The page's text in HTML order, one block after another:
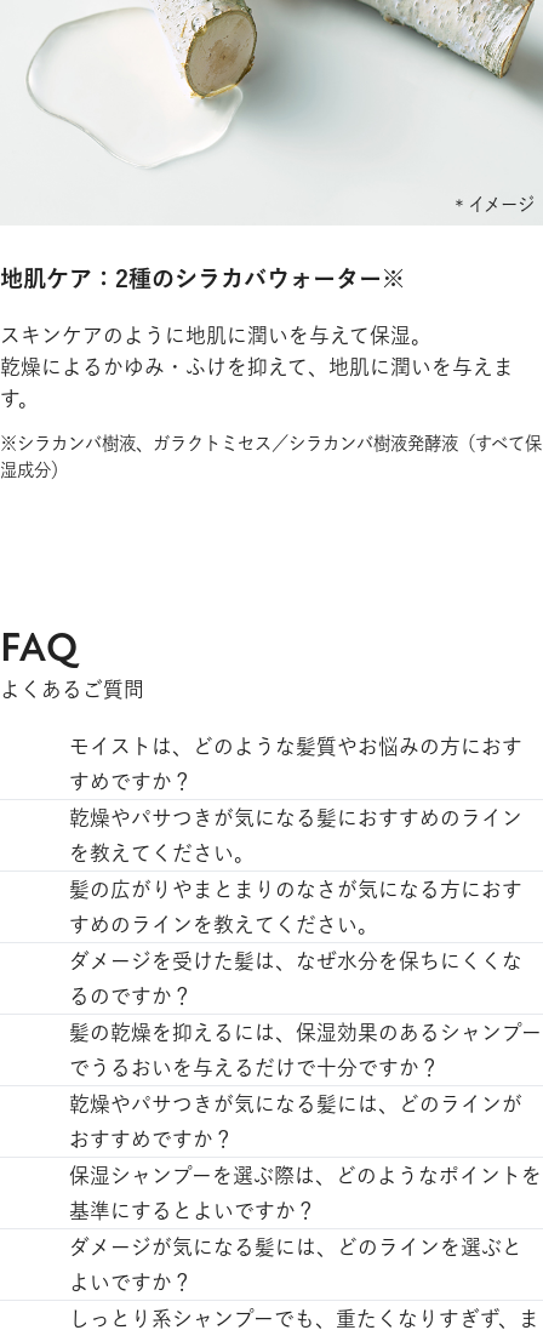
地肌ケア：2種のシラカバウォーター※
スキンケアのように地肌に潤いを与えて保湿。
乾燥によるかゆみ・ふけを抑えて、地肌に潤いを与えま
す。
※シラカンバ樹液、ガラクトミセス／シラカンバ樹液発酵液（すべて保
湿成分）
FAQ
よくあるご質問
モイストは、どのような髪質やお悩みの方におす
すめですか？
モイストは、乾燥やダメージによるパサつき、広が
りが気になる方におすすめのラインです。水分を保
ちにくくなった髪をやさしく洗いながらうるおいを
守り、毛先までしっとりまとまりやすい髪へ導きま
す。
乾燥やパサつきが気になる髪におすすめのライン
を教えてください。
モイストがおすすめです。髪のパサつきは、キュー
ティクルの乱れによる水分不足が原因のひとつで
す。モイストは、髪をやさしく洗いながらうるおい
を守り、毛先までしっとりまとまりやすい髪へ導き
ます。
髪の広がりやまとまりのなさが気になる方におす
すめのラインを教えてください。
モイストがおすすめです。髪の広がりやまとまりに
くさは、乾燥やダメージによって水分バランスが乱
れることが原因のひとつです。モイストは、髪をや
さしく洗いながらうるおいを守り、しっとりまとま
りやすい髪へ導きます。
ダメージを受けた髪は、なぜ水分を保ちにくくな
るのですか？
ダメージを受けた髪は、キューティクルの乱れに
よって内部の水分を保ちにくくなるためです。その
ため、ヘアケアではうるおいを「与える」だけでな
く、うるおいを保ちやすい状態へ整えることが大切
です。
モイストは、髪をやさしく洗いながらうるおいを守
り、毛先までしっとりまとまりやすい髪へ導きま
す。
髪の乾燥を抑えるには、保湿効果のあるシャンプー
でうるおいを与えるだけで十分ですか？
乾燥した髪には、うるおいを与えるだけでなく、水
分を保ちやすい状態へ整えることも大切です。ダ
メージを受けた髪は、水分を保持しにくい状態に
なっているため、髪のうるおいバランスに着目した
ケアが求められます。
モイストは、髪をやさしく洗いながらうるおいを守
り、毛先までしっとりまとまりやすい髪へ導きま
乾燥やパサつきが気になる髪には、どのラインが
おすすめですか？
モイストがおすすめです。髪の広がりやまとまりに
くさは、乾燥やダメージによって水分バランスが乱
れることが原因のひとつです。モイストは、髪をや
さしく洗いながらうるおいを守り、しっとりまとま
りやすい髪へ導きます。
保湿シャンプーを選ぶ際は、どのようなポイントを
基準にするとよいですか？
保湿シャンプーを選ぶ際は、「しっとり感」だけで
なく、髪の水分を保ちやすい状態へ整えられるかど
うかも大切なポイントです。乾燥やダメージによっ
ダメージが気になる髪には、どのラインを選ぶと
よいですか？
ダメージが気になる髪には、補修するだけでなく、
しっとり系シャンプーでも、重たくなりすぎず、ま